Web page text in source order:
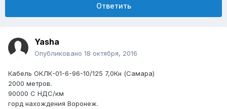
Ответить
Yasha
Опубликовано 18 октября, 2016
Кабель ОКЛК-01-6-96-10/125 7,0Кн (Самара)
2000 метров.
90000 С НДС/км
горд нахождения Воронеж.